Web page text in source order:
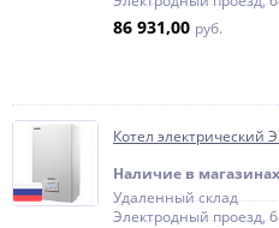
86 931,00 руб.
Котел электрический
Наличие в магазинах
Удаленный склад
Электродный проезд,